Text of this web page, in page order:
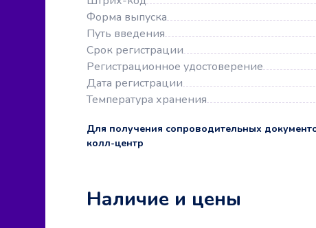
Форма выпуска
Путь введения
Срок регистрации
Регистрационное удостоверение
Дата регистрации
Температура хранения
Для получения сопроводительных
колл-центр
Наличие и цены